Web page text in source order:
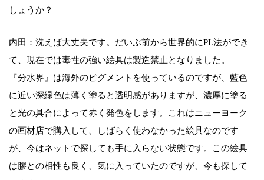
しょうか？
内田：洗えば大丈夫です。だいぶ前から世界的にPL法ができ
て、現在では毒性の強い絵具は製造禁止となりました。
『分水界』は海外のピグメントを使っているのですが、藍色
に近い深緑色は薄く塗ると透明感がありますが、濃厚に塗る
と光の具合によって赤く発色をします。これはニューヨーク
の画材店で購入して、しばらく使わなかった絵具なのです
が、今はネットで探しても手に入らない状態です。この絵具
は膠との相性も良く、気に入っていたのですが、今も探して